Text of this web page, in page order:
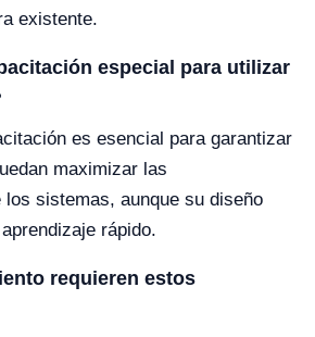
existente.
especial para utilizar
es esencial para garantizar
maximizar las
los sistemas, aunque su diseño
rápido.
requieren estos